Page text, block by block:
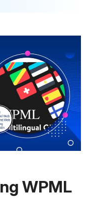
WPML